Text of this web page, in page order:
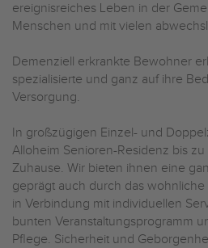
ereignisreiches Leben in der
Menschen und mit vielen
Demenziell erkrankte Bewohner
spezialisierte und ganz auf ihre
Versorgung.
In großzügigen Einzel- und
Alloheim Senioren-Residenz bis
Zuhause. Wir bieten ihnen eine
geprägt auch durch das
in Verbindung mit individuellen
bunten Veranstaltungsprogramm
Pflege. Sicherheit und